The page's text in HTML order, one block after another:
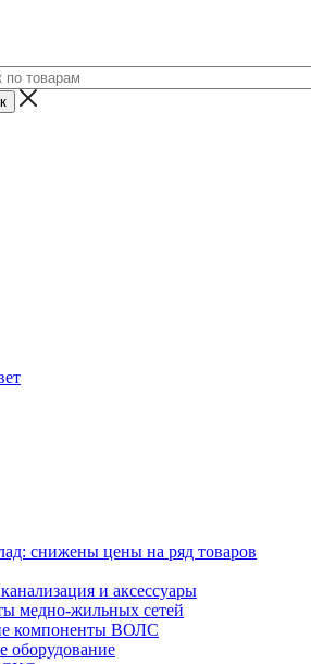
снижены цены на ряд товаров
и аксессуары
медно-жильных сетей
компоненты ВОЛС
оборудование